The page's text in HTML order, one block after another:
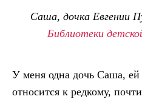
Саша, дочка Евгении
Библиотеки
У меня одна дочь Саша, ей
относится к редкому,